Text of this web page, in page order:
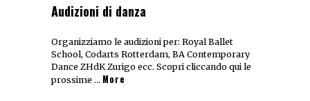
Audizioni di danza
Organizziamo le audizioni per: Royal Ballet
School, Codarts Rotterdam, BA Contemporary
Dance ZHdK Zurigo ecc. Scopri cliccando qui le
prossime … More